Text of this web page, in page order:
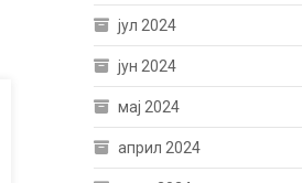
јул 2024
јун 2024
мај 2024
април 2024